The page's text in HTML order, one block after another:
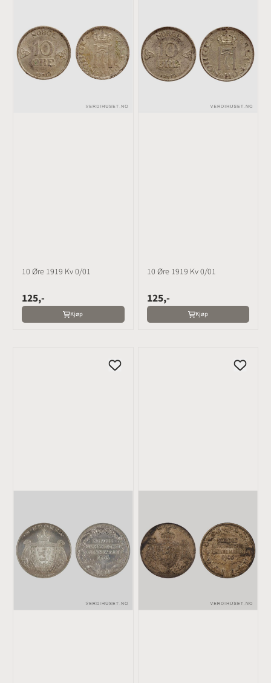
10 Øre 1919 Kv 0/01
125,-
Kjøp
10 Øre 1919 Kv 0/01
125,-
Kjøp